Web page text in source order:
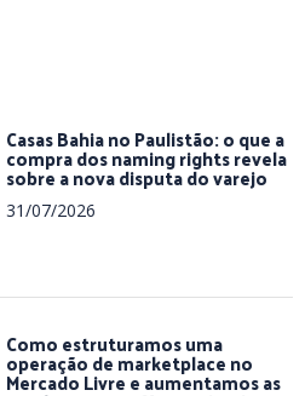
Casas Bahia no Paulistão: o que a
compra dos naming rights revela
sobre a nova disputa do varejo
31/07/2026
Como estruturamos uma
operação de marketplace no
Mercado Livre e aumentamos as